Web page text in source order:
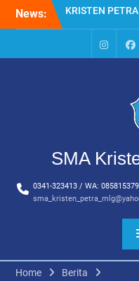
News:
HARI KE EMPAT
KRISTEN
MPLS HARI KE
KRISTEN
LINGKUNGAN
SMA KRISTEN
AJARAN BARU
MPLS HARI KE 5
KRISTEN PETRA
IG
SMA
0341-323413 / WA:
Home
Berita